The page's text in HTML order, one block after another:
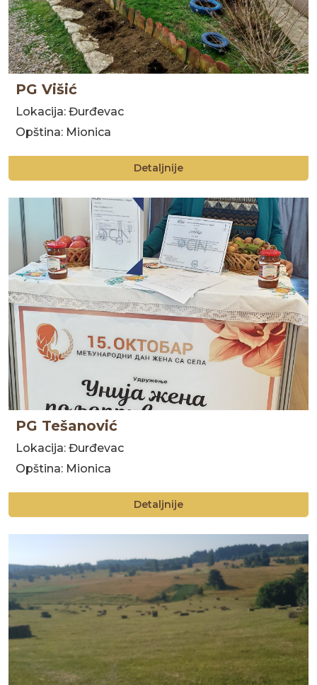
PG Višić
Lokacija: Đurđevac
Opština: Mionica
Detaljnije
PG Tešanović
Lokacija: Đurđevac
Opština: Mionica
Detaljnije